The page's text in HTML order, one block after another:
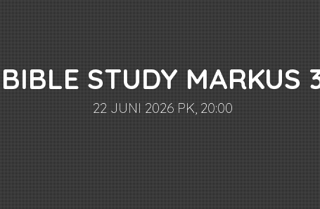
BIBLE STUDY MARKUS
22 JUNI 2026 PK, 20:00